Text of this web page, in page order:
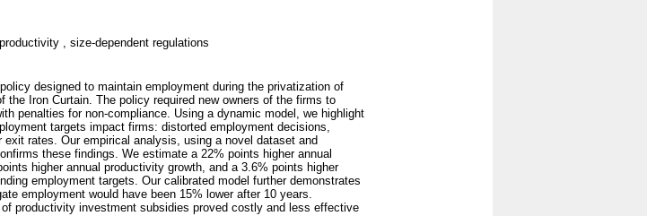
, size-dependent regulations
designed to maintain employment during the privatization of
the Iron Curtain. The policy required new owners of the firms to
penalties for non-compliance. Using a dynamic model, we highlight
targets impact firms: distorted employment decisions,
exit rates. Our empirical analysis, using a novel dataset and
these findings. We estimate a 22% points higher annual
higher annual productivity growth, and a 3.6% points higher
employment targets. Our calibrated model further demonstrates
employment would have been 15% lower after 10 years.
productivity investment subsidies proved costly and less effective